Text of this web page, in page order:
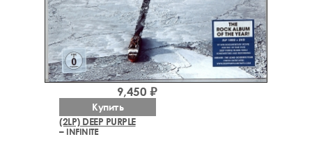
(2LP) DEEP PURPLE
– INFINITE
9,450 ₽
Купить